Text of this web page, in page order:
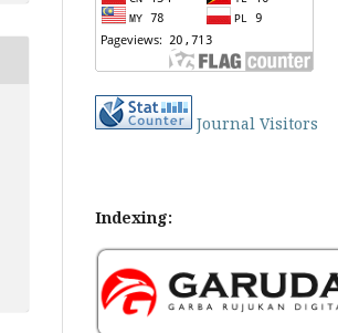
Journal Visitors
Indexing: